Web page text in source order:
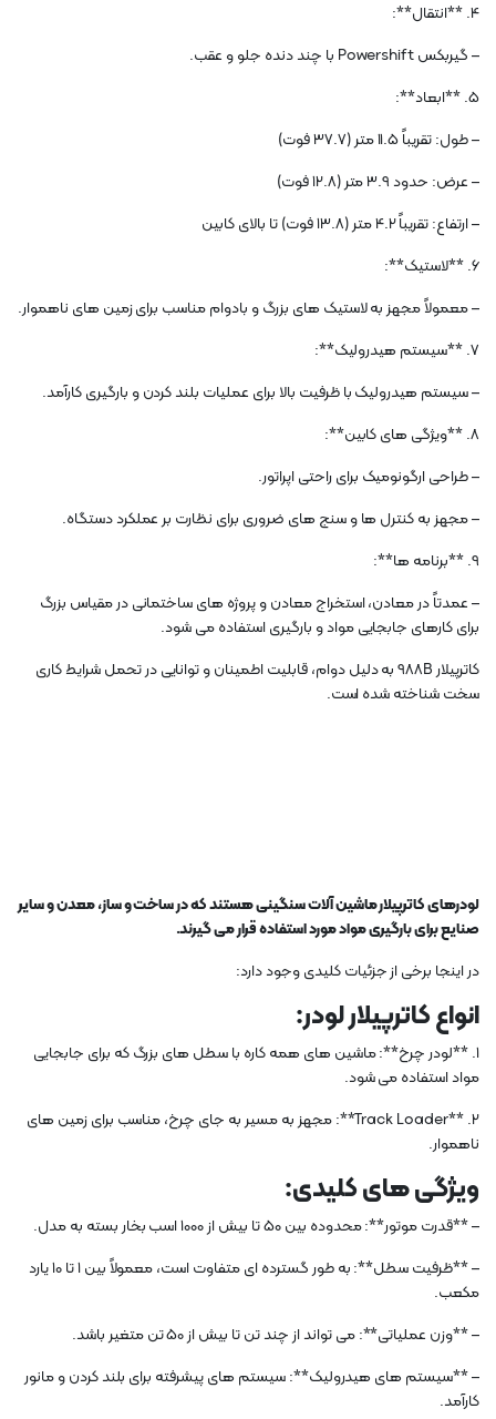
4. **انتقال**:
– گیربکس Powershift با چند دنده جلو و عقب.
5. **ابعاد**:
– طول: تقریباً 11.5 متر (37.7 فوت)
– عرض: حدود 3.9 متر (12.8 فوت)
– ارتفاع: تقریباً 4.2 متر (13.8 فوت) تا بالای کابین
6. **لاستیک**:
– معمولاً مجهز به لاستیک های بزرگ و بادوام مناسب برای زمین های ناهموار.
7. **سیستم هیدرولیک**:
– سیستم هیدرولیک با ظرفیت بالا برای عملیات بلند کردن و بارگیری کارآمد.
8. **ویژگی های کابین**:
– طراحی ارگونومیک برای راحتی اپراتور.
– مجهز به کنترل ها و سنج های ضروری برای نظارت بر عملکرد دستگاه.
9. **برنامه ها**:
– عمدتاً در معادن، استخراج معادن و پروژه های ساختمانی در مقیاس بزرگ
برای کارهای جابجایی مواد و بارگیری استفاده می شود.
کاترپیلار 988B به دلیل دوام، قابلیت اطمینان و توانایی در تحمل شرایط کاری
سخت شناخته شده است.
لودرهای کاترپیلار ماشین آلات سنگینی هستند که در ساخت و ساز، معدن و سایر
صنایع برای بارگیری مواد مورد استفاده قرار می گیرند.
در اینجا برخی از جزئیات کلیدی وجود دارد:
انواع کاترپیلار لودر:
1. **لودر چرخ**: ماشین های همه کاره با سطل های بزرگ که برای جابجایی
مواد استفاده می شود.
2. **Track Loader**: مجهز به مسیر به جای چرخ، مناسب برای زمین های
ناهموار.
ویژگی های کلیدی:
– **قدرت موتور**: محدوده بین 50 تا بیش از 1000 اسب بخار بسته به مدل.
– **ظرفیت سطل**: به طور گسترده ای متفاوت است، معمولاً بین 1 تا 10 یارد
مکعب.
– **وزن عملیاتی**: می تواند از چند تن تا بیش از 50 تن متغیر باشد.
– **سیستم های هیدرولیک**: سیستم های پیشرفته برای بلند کردن و مانور
کارآمد.